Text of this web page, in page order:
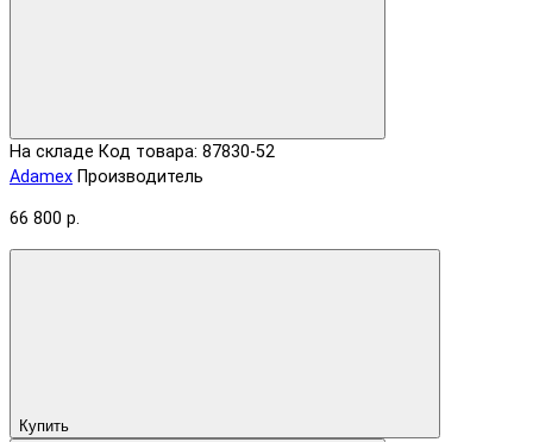
На складе Код товара: 87830-52
Adamex Производитель
66 800 р.
Купить